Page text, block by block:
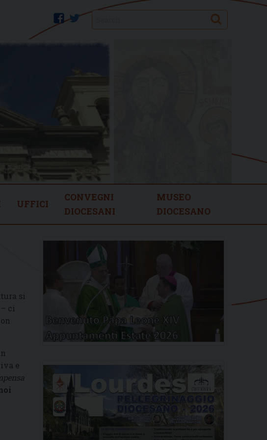
twitter
facebook Search
UFFICI
CONVEGNI
DIOCESANI
MUSEO
DIOCESANO
si
ci
e